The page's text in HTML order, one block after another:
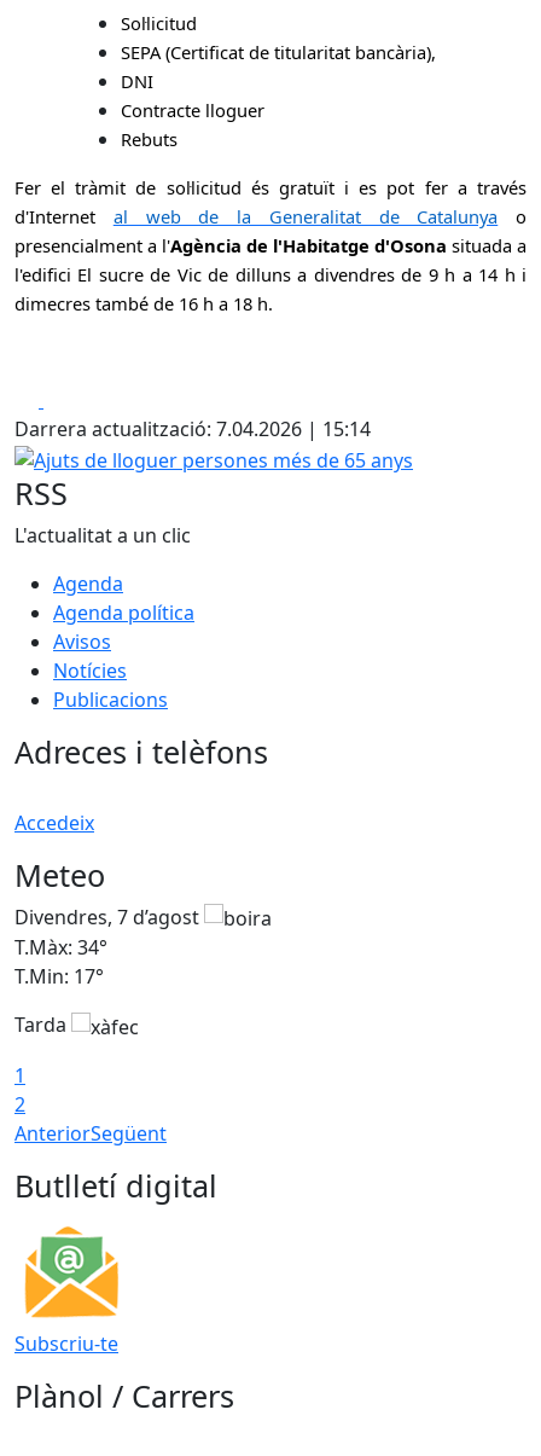
Sol·licitud
SEPA (Certificat de titularitat bancària),
DNI
Contracte lloguer
Rebuts
Fer el tràmit de sol·licitud és gratuït i es pot fer a través
d'Internet al web de la Generalitat de Catalunya o
presencialment a l'Agència de l'Habitatge d'Osona situada a
l'edifici El sucre de Vic de dilluns a divendres de 9 h a 14 h i
dimecres també de 16 h a 18 h.
Darrera actualització: 7.04.2026 | 15:14
Ajuts de lloguer persones més de 65 anys
RSS
L'actualitat a un clic
Agenda
Agenda política
Avisos
Notícies
Publicacions
Adreces i telèfons
Accedeix
Meteo
Divendres, 7 d’agost
T.Màx: 34°
T.Min: 17°
Tarda
1
2
AnteriorSegüent
Butlletí digital
Subscriu-te
Plànol / Carrers